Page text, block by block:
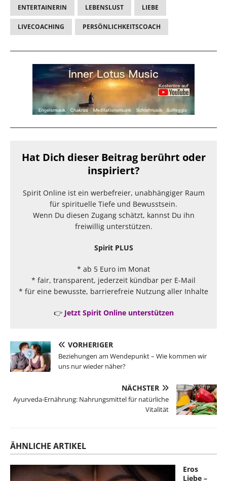
ENTERTAINERIN LEBENSLUST LIEBE
LIVECOACHING PERSÖNLICHKEITSCOACH
Hat Dich dieser Beitrag berührt oder
inspiriert?
Spirit Online ist ein werbefreier, unabhängiger Raum
für spirituelle Tiefe und Bewusstsein.
Wenn Du diesen Zugang schätzt, kannst Du ihn
freiwillig unterstützen.
Spirit PLUS
* ab 5 Euro im Monat
* fair, transparent, jederzeit kündbar per E-Mail
* für eine bewusste, barrierefreie Nutzung aller Inhalte
👉 Jetzt Spirit Online unterstützen
VORHERIGER
Beziehungen am Wendepunkt – Wie kommen wir
uns nur wieder näher?
NÄCHSTER
Ayurveda-Ernährung: Nahrungsmittel für natürliche
Vitalität
ÄHNLICHE ARTIKEL
Eros
Liebe –